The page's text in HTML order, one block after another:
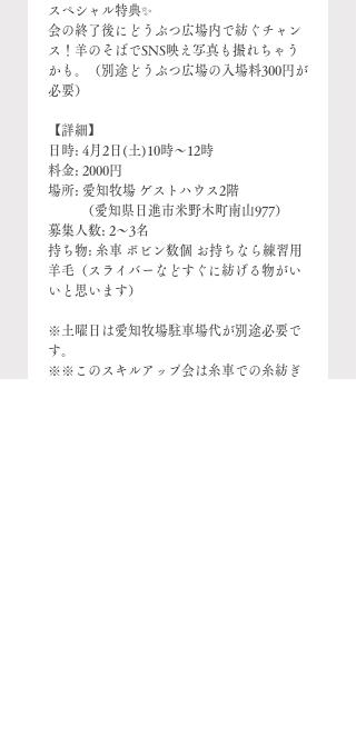
スペシャル特典✨
会の終了後にどうぶつ広場内で紡ぐチャン
ス！羊のそばでSNS映え写真も撮れちゃう
かも。（別途どうぶつ広場の入場料300円が
必要）
【詳細】
日時: 4月2日(土)10時〜12時
料金: 2000円
場所: 愛知牧場 ゲストハウス2階
          （愛知県日進市米野木町南山977）
募集人数: 2〜3名
持ち物: 糸車 ボビン数個 お持ちなら練習用
羊毛（スライバーなどすぐに紡げる物がい
いと思います）
※土曜日は愛知牧場駐車場代が別途必要で
す。
※※このスキルアップ会は糸車での糸紡ぎ